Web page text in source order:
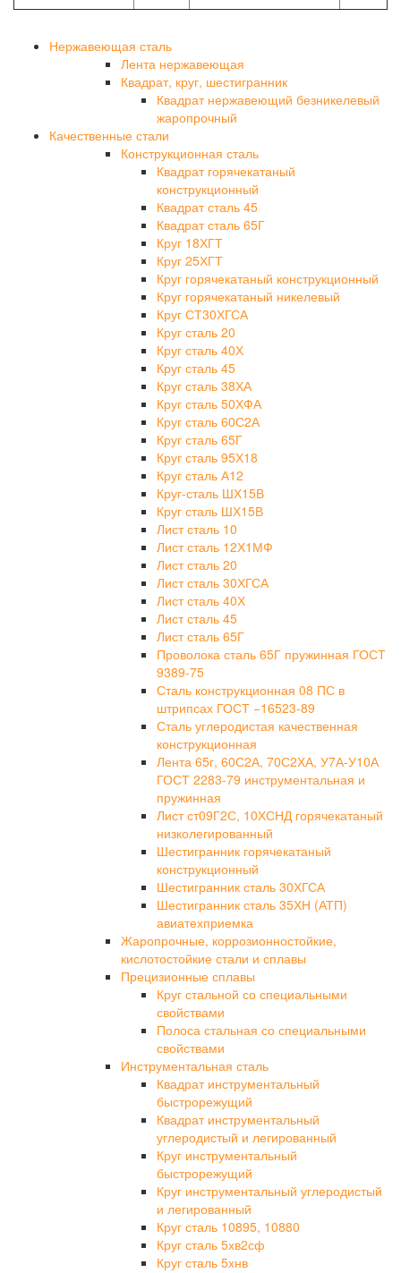
Нержавеющая сталь
Лента нержавеющая
Квадрат, круг, шестигранник
Квадрат нержавеющий безникелевый
жаропрочный
Качественные стали
Конструкционная сталь
Квадрат горячекатаный
конструкционный
Квадрат сталь 45
Квадрат сталь 65Г
Круг 18ХГТ
Круг 25ХГТ
Круг горячекатаный конструкционный
Круг горячекатаный никелевый
Круг СТ30ХГСА
Круг сталь 20
Круг сталь 40Х
Круг сталь 45
Круг сталь 38ХА
Круг сталь 50ХФА
Круг сталь 60С2А
Круг сталь 65Г
Круг сталь 95Х18
Круг сталь А12
Круг-сталь ШХ15В
Круг сталь ШХ15В
Лист сталь 10
Лист сталь 12Х1МФ
Лист сталь 20
Лист сталь 30ХГСА
Лист сталь 40Х
Лист сталь 45
Лист сталь 65Г
Проволока сталь 65Г пружинная ГОСТ
9389-75
Сталь конструкционная 08 ПС в
штрипсах ГОСТ −16523-89
Сталь углеродистая качественная
конструкционная
Лента 65г, 60С2А, 70С2ХА, У7А-У10А
ГОСТ 2283-79 инструментальная и
пружинная
Лист ст09Г2С, 10ХСНД горячекатаный
низколегированный
Шестигранник горячекатаный
конструкционный
Шестигранник сталь 30ХГСА
Шестигранник сталь 35ХН (АТП)
авиатехприемка
Жаропрочные, коррозионностойкие,
кислотостойкие стали и сплавы
Прецизионные сплавы
Круг стальной со специальными
свойствами
Полоса стальная со специальными
свойствами
Инструментальная сталь
Квадрат инструментальный
быстрорежущий
Квадрат инструментальный
углеродистый и легированный
Круг инструментальный
быстрорежущий
Круг инструментальный углеродистый
и легированный
Круг сталь 10895, 10880
Круг сталь 5хв2сф
Круг сталь 5хнв